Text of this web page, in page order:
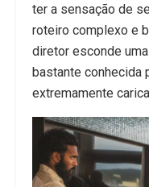
ter a sensação de
roteiro complexo e
diretor esconde
bastante conhecida
extremamente